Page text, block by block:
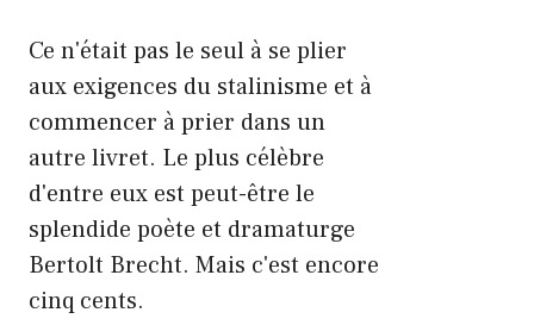
Ce n'était pas le seul à se plier
aux exigences du stalinisme et à
commencer à prier dans un
autre livret. Le plus célèbre
d'entre eux est peut-être le
splendide poète et dramaturge
Bertolt Brecht. Mais c'est encore
cinq cents.